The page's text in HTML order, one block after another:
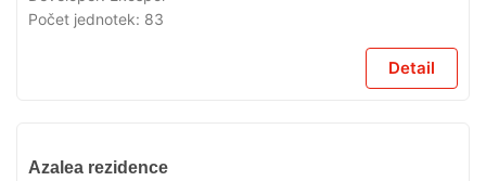
Počet jednotek: 83
Detail
Azalea rezidence